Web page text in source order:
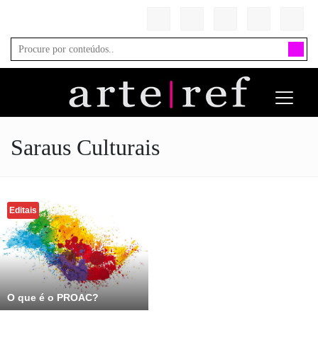
Saraus Culturais
Editais
O que é o PROAC?